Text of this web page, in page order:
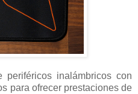
periféricos inalámbricos con
para ofrecer prestaciones de